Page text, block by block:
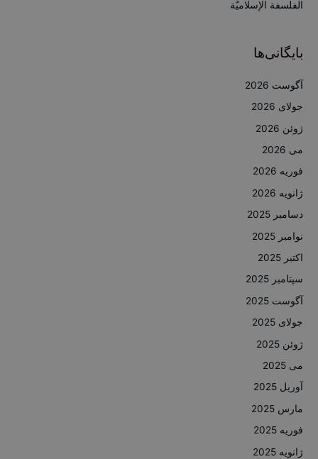
الفلسفة الإسلاميّة
بایگانی‌ها
آگوست 2026
جولای 2026
ژوئن 2026
می 2026
فوریه 2026
ژانویه 2026
دسامبر 2025
نوامبر 2025
اکتبر 2025
سپتامبر 2025
آگوست 2025
جولای 2025
ژوئن 2025
می 2025
آوریل 2025
مارس 2025
فوریه 2025
ژانویه 2025